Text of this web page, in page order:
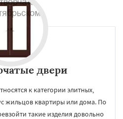
двери
к категории элитных,
жильцов квартиры или дома. По
такие изделия довольно